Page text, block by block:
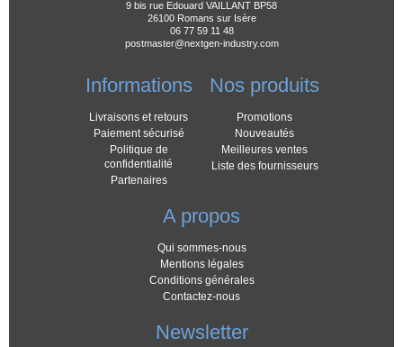
9 bis rue Edouard VAILLANT BP58
26100 Romans sur Isère
06 77 59 11 48
postmaster@nextgen-industry.com
Informations
Livraisons et retours
Paiement sécurisé
Politique de
confidentialité
Partenaires
Nos produits
Promotions
Nouveautés
Meilleures ventes
Liste des fournisseurs
A propos
Qui sommes-nous
Mentions légales
Conditions générales
Contactez-nous
Newsletter